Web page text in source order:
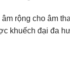
rộng cho âm
khuếch đại đa